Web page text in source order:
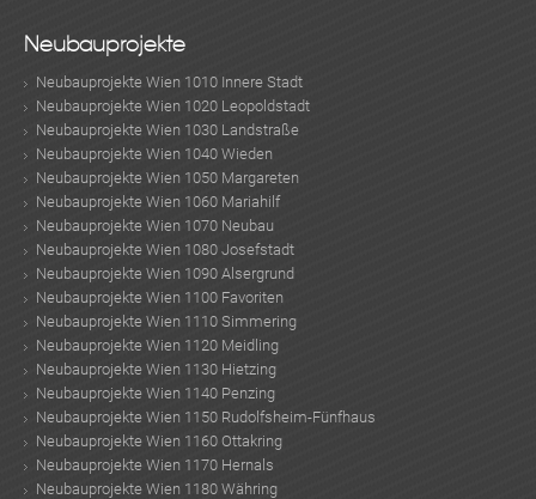
Neubauprojekte
Neubauprojekte Wien 1010 Innere Stadt
Neubauprojekte Wien 1020 Leopoldstadt
Neubauprojekte Wien 1030 Landstraße
Neubauprojekte Wien 1040 Wieden
Neubauprojekte Wien 1050 Margareten
Neubauprojekte Wien 1060 Mariahilf
Neubauprojekte Wien 1070 Neubau
Neubauprojekte Wien 1080 Josefstadt
Neubauprojekte Wien 1090 Alsergrund
Neubauprojekte Wien 1100 Favoriten
Neubauprojekte Wien 1110 Simmering
Neubauprojekte Wien 1120 Meidling
Neubauprojekte Wien 1130 Hietzing
Neubauprojekte Wien 1140 Penzing
Neubauprojekte Wien 1150 Rudolfsheim-Fünfhaus
Neubauprojekte Wien 1160 Ottakring
Neubauprojekte Wien 1170 Hernals
Neubauprojekte Wien 1180 Währing